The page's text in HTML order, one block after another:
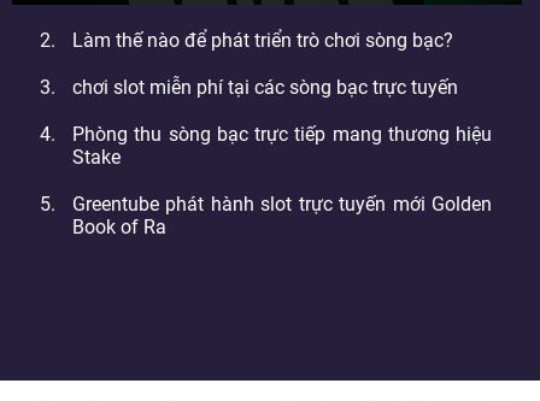
Làm thế nào để phát triển trò chơi sòng bạc?
chơi slot miễn phí tại các sòng bạc trực tuyến
Phòng thu sòng bạc trực tiếp mang thương hiệu
Stake
Greentube phát hành slot trực tuyến mới Golden
Book of Ra